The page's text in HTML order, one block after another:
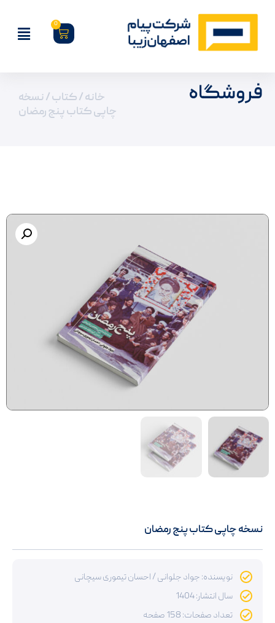
0
فروشگاه خانه/کتاب/ نسخه
چاپی کتاب پنج رمضان
نسخه چاپی کتاب پنج رمضان
نویسنده: جواد جلوانی / احسان تیموری سیچانی
سال انتشار: 1404
تعداد صفحات: 158 صفحه